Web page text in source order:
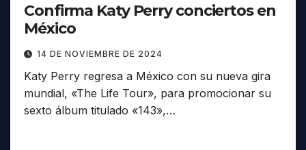
Confirma Katy Perry conciertos en
México
14 DE NOVIEMBRE DE 2024
Katy Perry regresa a México con su nueva gira
mundial, «The Life Tour», para promocionar su
sexto álbum titulado «143»,…